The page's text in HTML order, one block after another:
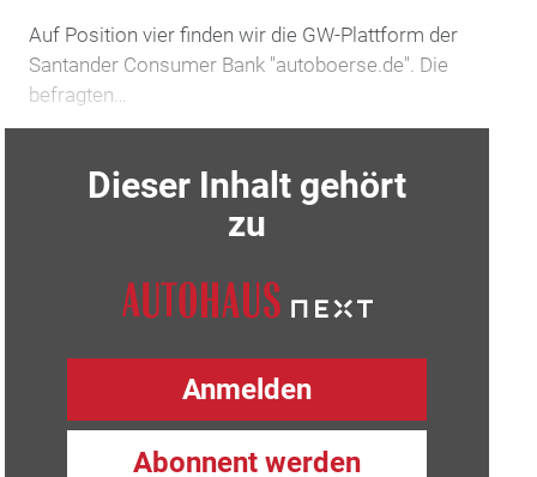
Auf Position vier finden wir die GW-Plattform der
Santander Consumer Bank "autoboerse.de". Die
befragten…
Dieser Inhalt gehört
zu
Anmelden
Abonnent werden